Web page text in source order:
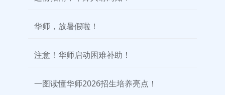
华师，放暑假啦！
注意！华师启动困难补助！
一图读懂华师2026招生培养亮点！